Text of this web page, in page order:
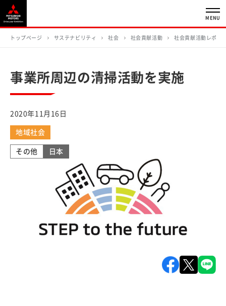
MENU
トップページ サステナビリティ 社会 社会貢献活動 社会貢献活動レポー
事業所周辺の清掃活動を実施
2020年11月16日
地域社会
その他 日本